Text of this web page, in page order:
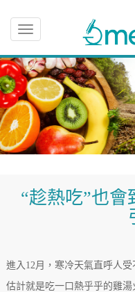
Toggle
navigation
“趁熱吃”也
進入12月，寒冷天氣直呼人
估計就是吃一口熱乎乎的雞